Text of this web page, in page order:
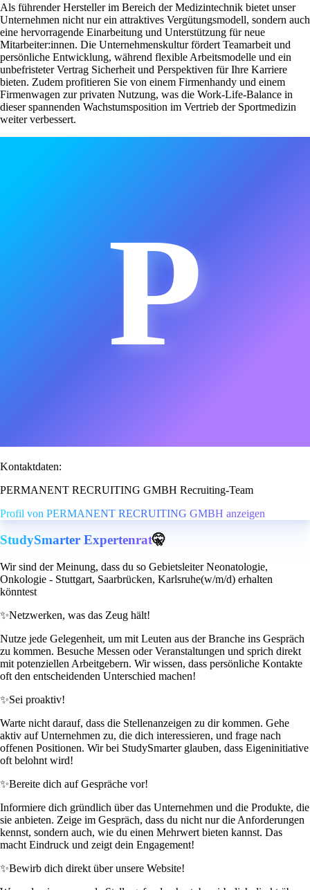
Als führender Hersteller im Bereich der Medizintechnik bietet unser
Unternehmen nicht nur ein attraktives Vergütungsmodell, sondern auch
eine hervorragende Einarbeitung und Unterstützung für neue
Mitarbeiter:innen. Die Unternehmenskultur fördert Teamarbeit und
persönliche Entwicklung, während flexible Arbeitsmodelle und ein
unbefristeter Vertrag Sicherheit und Perspektiven für Ihre Karriere
bieten. Zudem profitieren Sie von einem Firmenhandy und einem
Firmenwagen zur privaten Nutzung, was die Work-Life-Balance in
dieser spannenden Wachstumsposition im Vertrieb der Sportmedizin
weiter verbessert.
P
Kontaktdaten:
PERMANENT RECRUITING GMBH Recruiting-Team
Profil von PERMANENT RECRUITING GMBH anzeigen
StudySmarter Expertenrat🤫
Wir sind der Meinung, dass du so Gebietsleiter Neonatologie,
Onkologie - Stuttgart, Saarbrücken, Karlsruhe(w/m/d) erhalten
könntest
✨Netzwerken, was das Zeug hält!
Nutze jede Gelegenheit, um mit Leuten aus der Branche ins Gespräch
zu kommen. Besuche Messen oder Veranstaltungen und sprich direkt
mit potenziellen Arbeitgebern. Wir wissen, dass persönliche Kontakte
oft den entscheidenden Unterschied machen!
✨Sei proaktiv!
Warte nicht darauf, dass die Stellenanzeigen zu dir kommen. Gehe
aktiv auf Unternehmen zu, die dich interessieren, und frage nach
offenen Positionen. Wir bei StudySmarter glauben, dass Eigeninitiative
oft belohnt wird!
✨Bereite dich auf Gespräche vor!
Informiere dich gründlich über das Unternehmen und die Produkte, die
sie anbieten. Zeige im Gespräch, dass du nicht nur die Anforderungen
kennst, sondern auch, wie du einen Mehrwert bieten kannst. Das
macht Eindruck und zeigt dein Engagement!
✨Bewirb dich direkt über unsere Website!